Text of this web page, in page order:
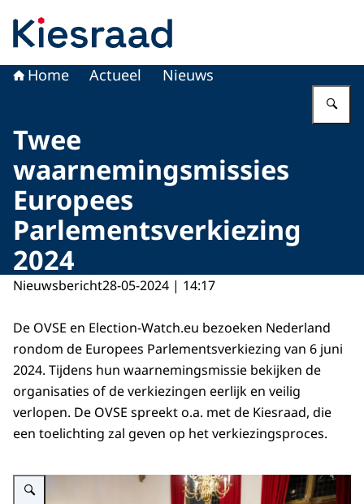
Home Actueel Nieuws
Twee
waarnemingsmissies
Europees
Parlementsverkiezing
2024
Nieuwsbericht28-05-2024 | 14:17
De OVSE en Election-Watch.eu bezoeken Nederland
rondom de Europees Parlementsverkiezing van 6 juni
2024. Tijdens hun waarnemingsmissie bekijken de
organisaties of de verkiezingen eerlijk en veilig
verlopen. De OVSE spreekt o.a. met de Kiesraad, die
een toelichting zal geven op het verkiezingsproces.
Vergroot afbeelding Medewerkers van het stembureau halen de